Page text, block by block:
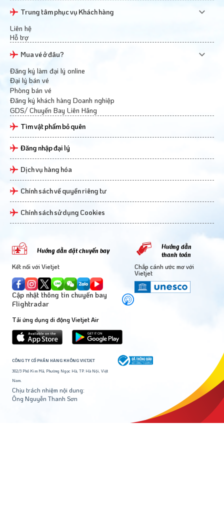
Trung tâm phục vụ Khách hàng
Liên hệ
Hỗ trợ
Mua vé ở đâu?
Đăng ký làm đại lý online
Đại lý bán vé
Phòng bán vé
Đăng ký khách hàng Doanh nghiệp
GDS/ Chuyến Bay Liên Hãng
Tìm vật phẩm bỏ quên
Đăng nhập đại lý
Dịch vụ hàng hóa
Chính sách về quyền riêng tư
Chính sách sử dụng Cookies
Hướng dẫn đặt chuyến bay
Hướng dẫn
thanh toán
Kết nối với Vietjet
Cập nhật thông tin chuyến bay
Flightradar
Chắp cánh ước mơ với
Vietjet
Tải ứng dụng di động Vietjet Air
CÔNG TY CỔ PHẦN HÀNG KHÔNG VIETJET
302/3 Phố Kim Mã, Phường Ngọc Hà, TP. Hà Nội, Việt
Nam.
Chịu trách nhiệm nội dung:
Ông Nguyễn Thanh Sơn